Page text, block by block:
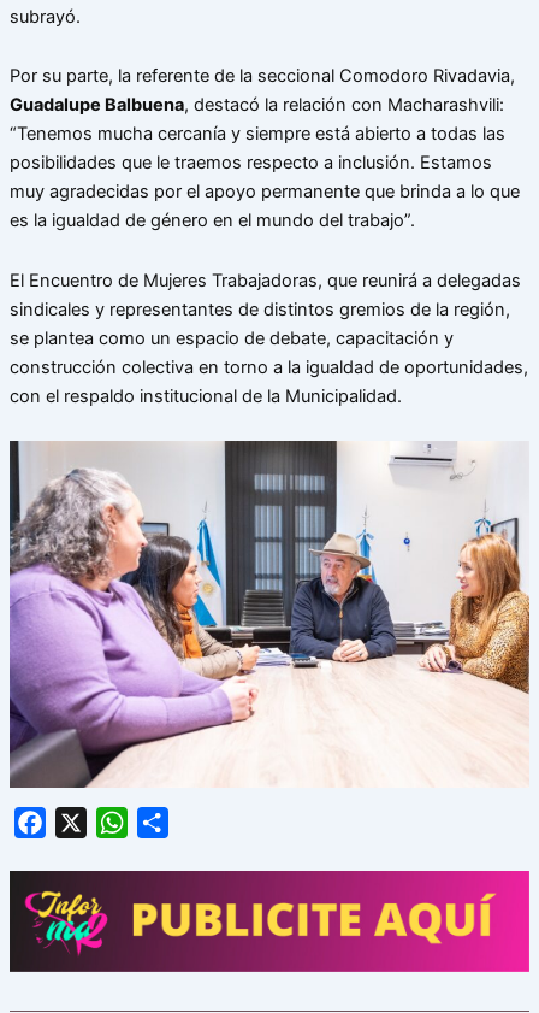
subrayó.
Por su parte, la referente de la seccional Comodoro Rivadavia,
Guadalupe Balbuena, destacó la relación con Macharashvili:
“Tenemos mucha cercanía y siempre está abierto a todas las
posibilidades que le traemos respecto a inclusión. Estamos
muy agradecidas por el apoyo permanente que brinda a lo que
es la igualdad de género en el mundo del trabajo”.
El Encuentro de Mujeres Trabajadoras, que reunirá a delegadas
sindicales y representantes de distintos gremios de la región,
se plantea como un espacio de debate, capacitación y
construcción colectiva en torno a la igualdad de oportunidades,
con el respaldo institucional de la Municipalidad.
Facebook WhatsApp